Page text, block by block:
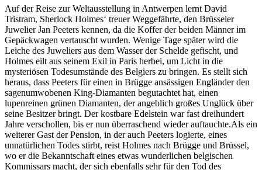
–
Vier
Fälle
für
Sherlock
Holmes
Auf der Reise zur Weltausstellung in Antwerpen lernt David
Tristram, Sherlock Holmes‘ treuer Weggefährte, den Brüsseler
Juwelier Jan Peeters kennen, da die Koffer der beiden Männer im
Gepäckwagen vertauscht wurden. Wenige Tage später wird die
Leiche des Juweliers aus dem Wasser der Schelde gefischt, und
Holmes eilt aus seinem Exil in Paris herbei, um Licht in die
mysteriösen Todesumstände des Belgiers zu bringen. Es stellt sich
heraus, dass Peeters für einen in Brügge ansässigen Engländer den
sagenumwobenen King-Diamanten begutachtet hat, einen
lupenreinen grünen Diamanten, der angeblich großes Unglück über
seine Besitzer bringt. Der kostbare Edelstein war fast dreihundert
Jahre verschollen, bis er nun überraschend wieder auftauchte.Als ein
weiterer Gast der Pension, in der auch Peeters logierte, eines
unnatürlichen Todes stirbt, reist Holmes nach Brügge und Brüssel,
wo er die Bekanntschaft eines etwas wunderlichen belgischen
Kommissars macht, der sich ebenfalls sehr für den Tod des